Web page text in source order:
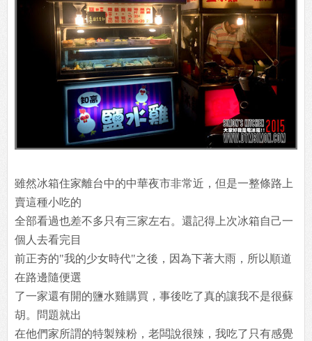
雖然冰箱住家離台中的中華夜市非常近，但是一整條路上
賣這種小吃的
全部看過也差不多只有三家左右。還記得上次冰箱自己一
個人去看完目
前正夯的"我的少女時代"之後，因為下著大雨，所以順道
在路邊隨便選
了一家還有開的鹽水雞購買，事後吃了真的讓我不是很蘇
胡。問題就出
在他們家所謂的特製辣粉，老闆說很辣，我吃了只有感覺